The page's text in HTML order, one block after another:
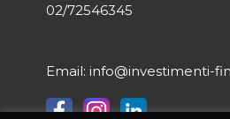
02/72546345
Email: info@investimenti-